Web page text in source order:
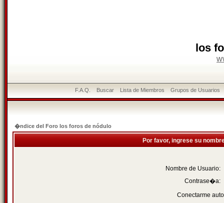
los
F.A.Q. Buscar Lista de Miembros Grupos de Usuarios
�ndice del Foro los foros de nódulo
Por favor, ingrese su
Nombre de Usuario:
Contrase�a:
Conectarme